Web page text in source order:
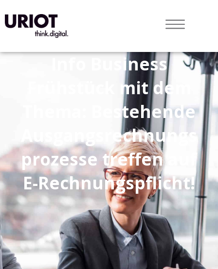
Info Business
Frühstück mit dem
Thema: Bestehende
Ausgangsrechnungs
prozesse treffen auf
E-Rechnungspflicht!